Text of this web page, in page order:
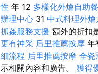
性 年 12 多樣化外燴自助
辦理中心 31 中式料理外燴
抓姦服務支援 額外的折扣
更有神采 后里推薦按摩 年
細流程 后里推薦按摩 全瓷
示相關內容和廣告。 獲得